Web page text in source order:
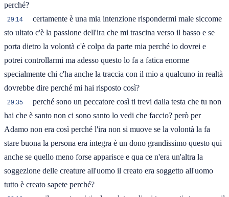
perché?
29:14
certamente è una mia intenzione rispondermi male siccome
sto ultato c'è la passione dell'ira che mi trascina verso il basso e se
porta dietro la volontà c'è colpa da parte mia perché io dovrei e
potrei controllarmi ma adesso questo lo fa a fatica enorme
specialmente chi c'ha anche la traccia con il mio a qualcuno in realtà
dovrebbe dire perché mi hai risposto così?
29:35
perché sono un peccatore così ti trevi dalla testa che tu non
hai che è santo non ci sono santo lo vedi che faccio? però per
Adamo non era così perché l'ira non si muove se la volontà la fa
stare buona la persona era integra è un dono grandissimo questo qui
anche se quello meno forse apparisce e qua ce n'era un'altra la
soggezione delle creature all'uomo il creato era soggetto all'uomo
tutto è creato sapete perché?